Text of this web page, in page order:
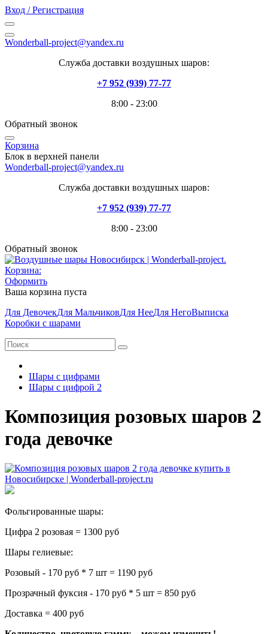
Вход / Регистрация
Wonderball-project@yandex.ru
Служба доставки воздушных шаров:
+7 952 (939) 77-77
8:00 - 23:00
Обратный звонок
Корзина
Блок в верхней панели
Wonderball-project@yandex.ru
Служба доставки воздушных шаров:
+7 952 (939) 77-77
8:00 - 23:00
Обратный звонок
Корзина:
Оформить
Ваша корзина пуста
Для ДевочекДля МальчиковДля НееДля НегоВыписка
Коробки с шарами
Шары с цифрами
Шары с цифрой 2
Композиция розовых шаров 2
года девочке
Фольгированные шары:
Цифра 2 розовая = 1300 руб
Шары гелиевые:
Розовый - 170 руб * 7 шт = 1190 руб
Прозрачный фуксия - 170 руб * 5 шт = 850 руб
Доставка = 400 руб